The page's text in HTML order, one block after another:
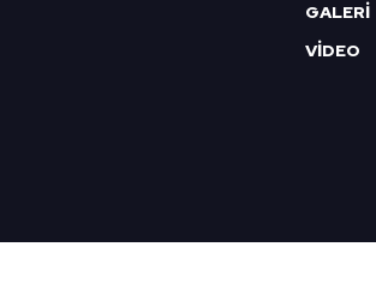
GALERİ
VİDEO